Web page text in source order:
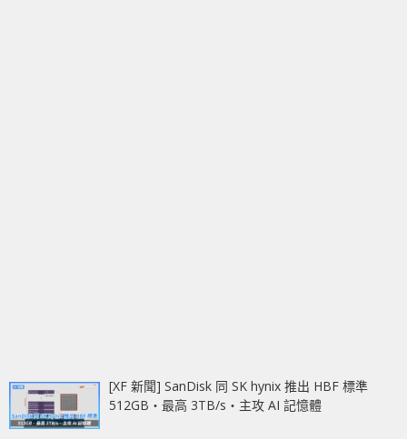
[XF 新聞] SanDisk 同 SK hynix 推出 HBF 標準
512GB‧最高 3TB/s‧主攻 AI 記憶體